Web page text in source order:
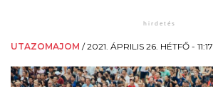
UTAZOMAJOM /2021. ÁPRILIS 26. HÉTFŐ - 11:17